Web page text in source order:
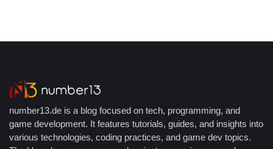
number13.de is a blog focused on tech, programming, and
game development. It features tutorials, guides, and insights into
various technologies, coding practices, and game dev topics.